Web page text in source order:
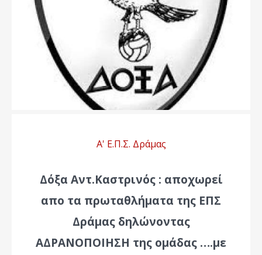
Α' Ε.Π.Σ. Δράμας
Δόξα Αντ.Καστρινός : αποχωρεί
απο τα πρωταθλήματα της ΕΠΣ
Δράμας δηλώνοντας
ΑΔΡΑΝΟΠΟΙΗΣΗ της ομάδας ….με